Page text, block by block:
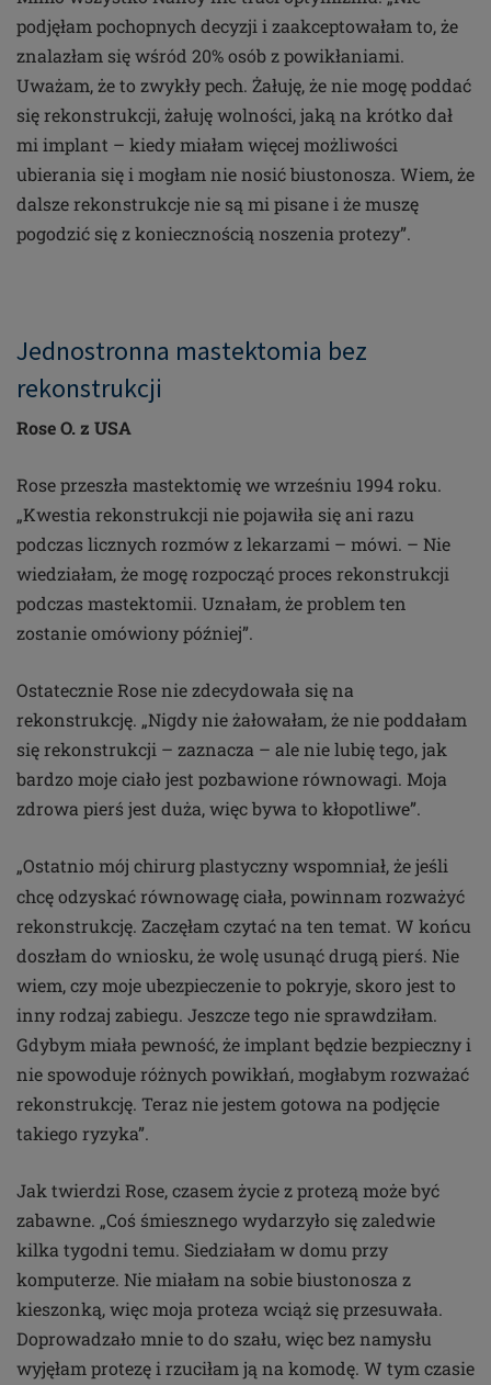
podjęłam pochopnych decyzji i zaakceptowałam to, że
znalazłam się wśród 20% osób z powikłaniami.
Uważam, że to zwykły pech. Żałuję, że nie mogę poddać
się rekonstrukcji, żałuję wolności, jaką na krótko dał
mi implant – kiedy miałam więcej możliwości
ubierania się i mogłam nie nosić biustonosza. Wiem, że
dalsze rekonstrukcje nie są mi pisane i że muszę
pogodzić się z koniecznością noszenia protezy”.
Jednostronna mastektomia bez
rekonstrukcji
Rose O. z USA
Rose przeszła mastektomię we wrześniu 1994 roku.
„Kwestia rekonstrukcji nie pojawiła się ani razu
podczas licznych rozmów z lekarzami – mówi. – Nie
wiedziałam, że mogę rozpocząć proces rekonstrukcji
podczas mastektomii. Uznałam, że problem ten
zostanie omówiony później”.
Ostatecznie Rose nie zdecydowała się na
rekonstrukcję. „Nigdy nie żałowałam, że nie poddałam
się rekonstrukcji – zaznacza – ale nie lubię tego, jak
bardzo moje ciało jest pozbawione równowagi. Moja
zdrowa pierś jest duża, więc bywa to kłopotliwe”.
„Ostatnio mój chirurg plastyczny wspomniał, że jeśli
chcę odzyskać równowagę ciała, powinnam rozważyć
rekonstrukcję. Zaczęłam czytać na ten temat. W końcu
doszłam do wniosku, że wolę usunąć drugą pierś. Nie
wiem, czy moje ubezpieczenie to pokryje, skoro jest to
inny rodzaj zabiegu. Jeszcze tego nie sprawdziłam.
Gdybym miała pewność, że implant będzie bezpieczny i
nie spowoduje różnych powikłań, mogłabym rozważać
rekonstrukcję. Teraz nie jestem gotowa na podjęcie
takiego ryzyka”.
Jak twierdzi Rose, czasem życie z protezą może być
zabawne. „Coś śmiesznego wydarzyło się zaledwie
kilka tygodni temu. Siedziałam w domu przy
komputerze. Nie miałam na sobie biustonosza z
kieszonką, więc moja proteza wciąż się przesuwała.
Doprowadzało mnie to do szału, więc bez namysłu
wyjęłam protezę i rzuciłam ją na komodę. W tym czasie